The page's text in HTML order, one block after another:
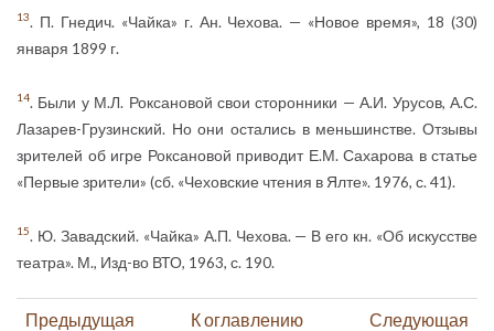
13. П. Гнедич. «Чайка» г. Ан. Чехова. — «Новое время», 18 (30)
января 1899 г.
14. Были у М.Л. Роксановой свои сторонники — А.И. Урусов, А.С.
Лазарев-Грузинский. Но они остались в меньшинстве. Отзывы
зрителей об игре Роксановой приводит Е.М. Сахарова в статье
«Первые зрители» (сб. «Чеховские чтения в Ялте». 1976, с. 41).
15. Ю. Завадский. «Чайка» А.П. Чехова. — В его кн. «Об искусстве
театра». М., Изд-во ВТО, 1963, с. 190.
Предыдущая
К оглавлению
Следующая